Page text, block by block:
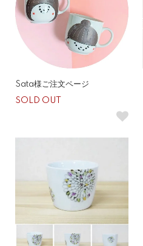
Sata様ご注文ページ
SOLD OUT